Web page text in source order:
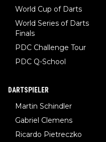
World Cup of Darts
World Series of Darts
Finals
PDC Challenge Tour
PDC Q-School
DARTSPIELER
Martin Schindler
Gabriel Clemens
Ricardo Pietreczko